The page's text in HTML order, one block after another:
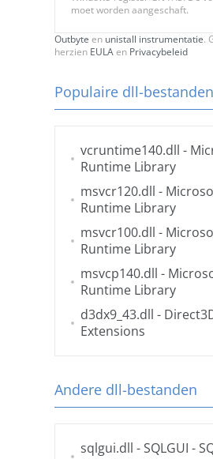
moet worden aangeschaft.
Outbyte en unistall instrumentatie.
herzien EULAen Privacybeleid
Populaire dll-bestanden
vcruntime140.dll -
Runtime Library
msvcr120.dll -
Runtime Library
msvcr100.dll -
Runtime Library
msvcp140.dll -
Runtime Library
d3dx9_43.dll -
Extensions
Andere dll-bestanden
sqlgui.dll - SQLGUI -